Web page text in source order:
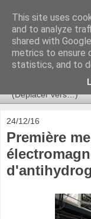
Ça se
Astronomie,
L'infini se
24/12/16
Première
This site uses
and to analyze
shared with
metrics to ensure
statistics, and to